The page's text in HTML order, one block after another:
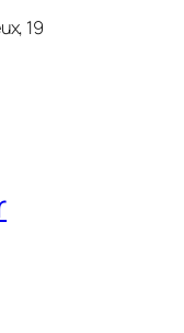
, 19